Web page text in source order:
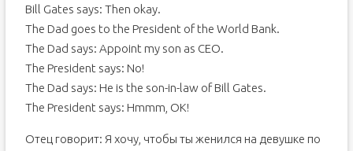
Bill Gates says: Then okay.
The Dad goes to the President of the World Bank.
The Dad says: Appoint my son as CEO.
The President says: No!
The Dad says: He is the son-in-law of Bill Gates.
The President says: Hmmm, OK!
Отец говорит: Я хочу, чтобы ты женился на девушке по